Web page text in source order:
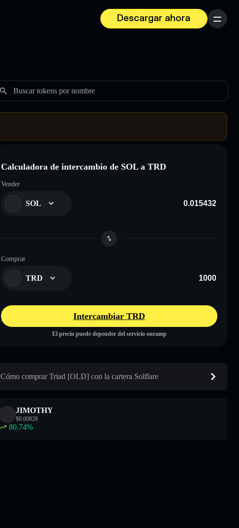
Descargar ahora
Menú
Buscar tokens por nombre
Calculadora de intercambio de SOL a TRD
Vender
SOL
Comprar
TRD
Intercambiar TRD
El precio puede depender del servicio onramp
Cómo comprar Triad [OLD] con la cartera Solflare
JIMOTHY
$0.00828
80.74%